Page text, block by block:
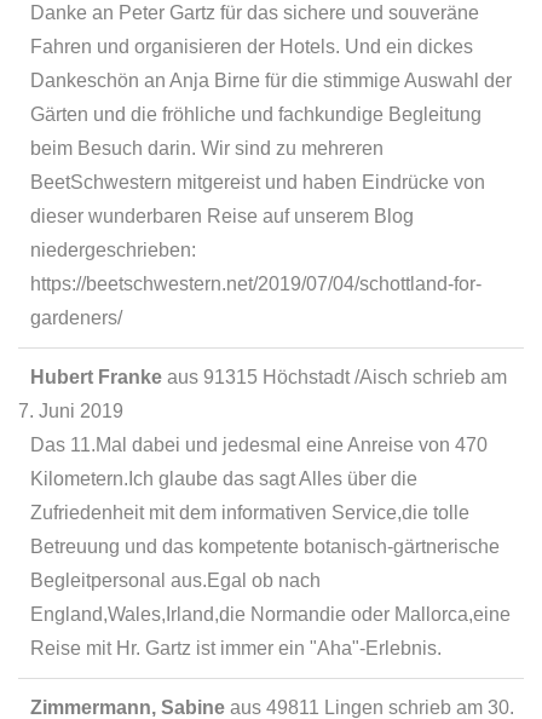
Danke an Peter Gartz für das sichere und souveräne
Fahren und organisieren der Hotels. Und ein dickes
Dankeschön an Anja Birne für die stimmige Auswahl der
Gärten und die fröhliche und fachkundige Begleitung
beim Besuch darin. Wir sind zu mehreren
BeetSchwestern mitgereist und haben Eindrücke von
dieser wunderbaren Reise auf unserem Blog
niedergeschrieben:
https://beetschwestern.net/2019/07/04/schottland-for-
gardeners/
Hubert Franke aus 91315 Höchstadt /Aisch schrieb am
7. Juni 2019
Das 11.Mal dabei und jedesmal eine Anreise von 470
Kilometern.Ich glaube das sagt Alles über die
Zufriedenheit mit dem informativen Service,die tolle
Betreuung und das kompetente botanisch-gärtnerische
Begleitpersonal aus.Egal ob nach
England,Wales,Irland,die Normandie oder Mallorca,eine
Reise mit Hr. Gartz ist immer ein "Aha"-Erlebnis.
Zimmermann, Sabine aus 49811 Lingen schrieb am 30.